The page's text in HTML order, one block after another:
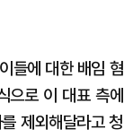
들에 대한 배임 혐
으로 이 대표 측에
제외해달라고 청